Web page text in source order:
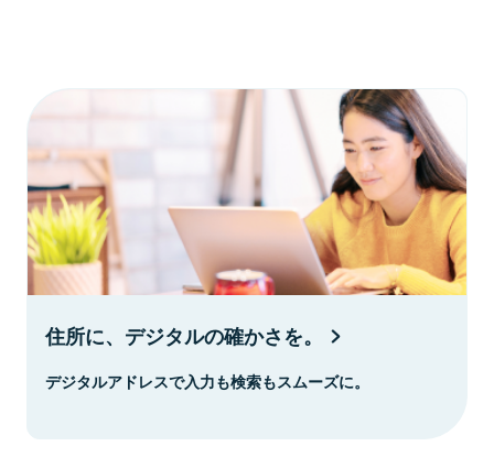
住所に、デジタルの確かさを。
デジタルアドレスで入力も検索もスムーズに。